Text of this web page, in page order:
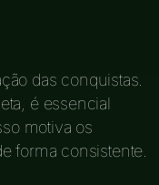
das conquistas.
é essencial
motiva os
forma consistente.